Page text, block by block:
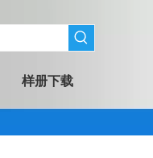
样册下载